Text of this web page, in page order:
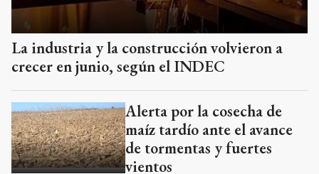
La industria y la construcción volvieron a
crecer en junio, según el INDEC
Alerta por la cosecha de
maíz tardío ante el avance
de tormentas y fuertes
vientos